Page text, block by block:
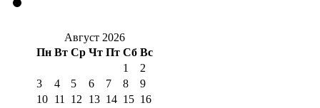
Август 2026
Пн Вт Ср Чт Пт Сб Вс
1
2
3
4 5 6 7 8
9
10 11 12 13 14 15 16